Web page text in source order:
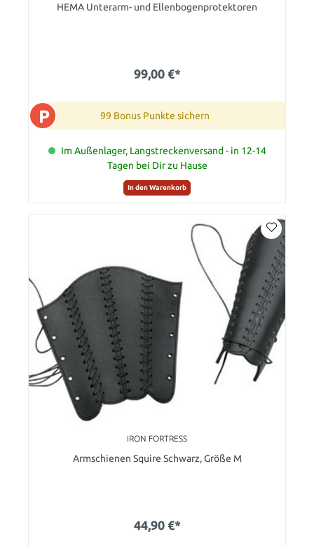
HEMA Unterarm- und Ellenbogenprotektoren
99,00 €*
P 99 Bonus Punkte sichern
Im Außenlager, Langstreckenversand - in 12-14
Tagen bei Dir zu Hause
In den Warenkorb
IRON FORTRESS
Armschienen Squire Schwarz, Größe M
44,90 €*